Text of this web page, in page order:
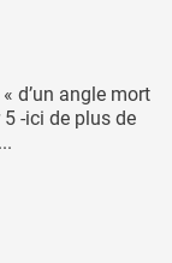
d’un angle mort
-ici de plus de